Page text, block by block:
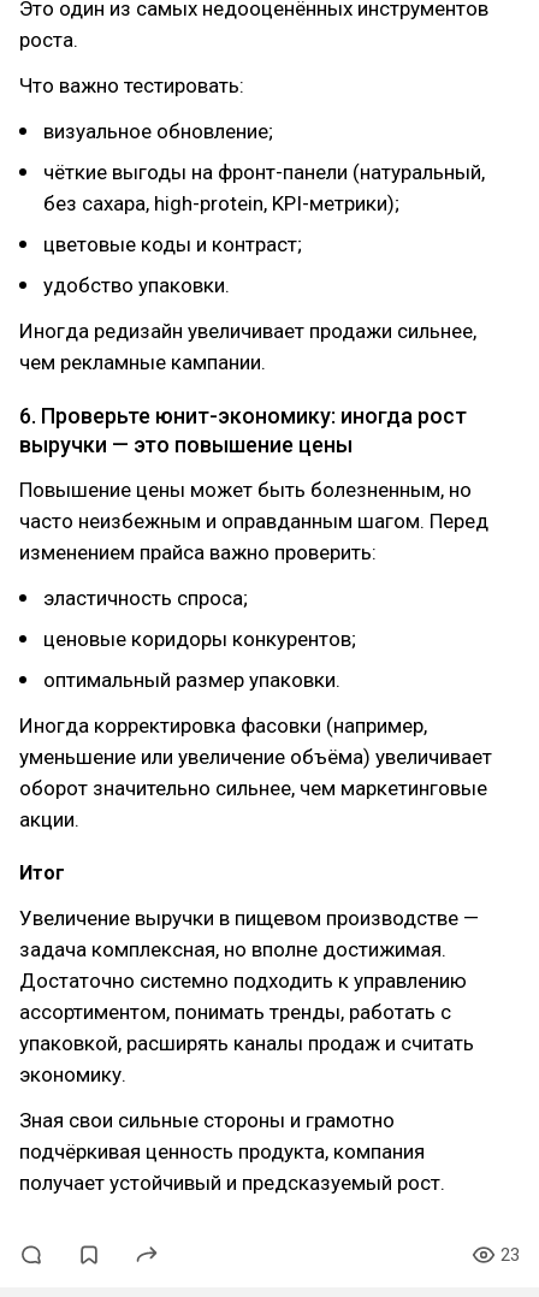
Это один из самых недооценённых инструментов
роста.
Что важно тестировать:
визуальное обновление;
чёткие выгоды на фронт-панели (натуральный,
без сахара, high-protein, KPI-метрики);
цветовые коды и контраст;
удобство упаковки.
Иногда редизайн увеличивает продажи сильнее,
чем рекламные кампании.
6. Проверьте юнит-экономику: иногда рост
выручки — это повышение цены
Повышение цены может быть болезненным, но
часто неизбежным и оправданным шагом. Перед
изменением прайса важно проверить:
эластичность спроса;
ценовые коридоры конкурентов;
оптимальный размер упаковки.
Иногда корректировка фасовки (например,
уменьшение или увеличение объёма) увеличивает
оборот значительно сильнее, чем маркетинговые
акции.
Итог
Увеличение выручки в пищевом производстве —
задача комплексная, но вполне достижимая.
Достаточно системно подходить к управлению
ассортиментом, понимать тренды, работать с
упаковкой, расширять каналы продаж и считать
экономику.
Зная свои сильные стороны и грамотно
подчёркивая ценность продукта, компания
получает устойчивый и предсказуемый рост.
23